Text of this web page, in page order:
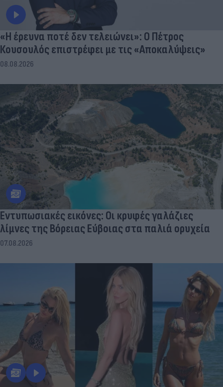
«Η έρευνα ποτέ δεν τελειώνει»: Ο Πέτρος
Κουσουλός επιστρέφει με τις «Αποκαλύψεις»
08.08.2026
Εντυπωσιακές εικόνες: Οι κρυφές γαλάζιες
λίμνες της Βόρειας Εύβοιας στα παλιά ορυχεία
07.08.2026